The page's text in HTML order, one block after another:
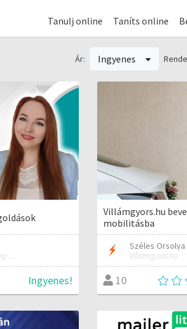
Tanulj online Taníts online
Ár: Ingyenes
Virtuális asszisztens & Marketing és PR szakember
Ingyenes!
Villámgyors.hu
mobilitásba
Széles Orsolya
Villámgyors.hu
10